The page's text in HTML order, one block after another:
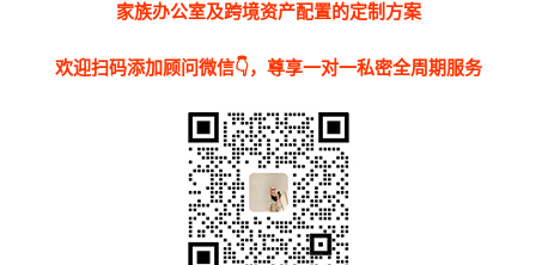
家族办公室及跨境资产配置的定制方案
欢迎扫码添加顾问微信👇，尊享一对一私密全周期服务